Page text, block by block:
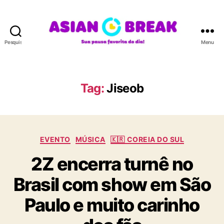
Pesquisar
A
N
R
A
Menu
Tag:Jiseob
C
t
e
g
o
r
i
EVENTO MÚSICA 🇰🇷 COREIA DO SUL
2Z encerra turnê no
Brasil com show em São
Paulo e muito carinho